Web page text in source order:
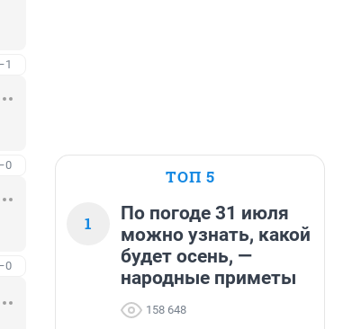
ТОП 5
1
По погоде 31 июля
можно узнать, какой
будет осень, —
народные приметы
158 648